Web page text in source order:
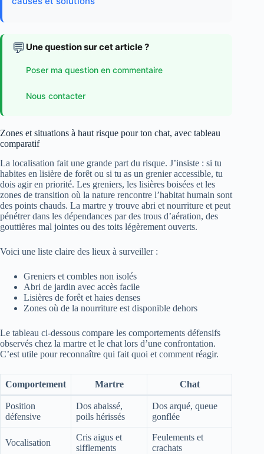
💬 Une question sur cet article ?
Poser ma question en commentaire
Nous contacter
Zones et situations à haut risque pour ton chat, avec tableau
comparatif
La localisation fait une grande part du risque. J’insiste : si tu
habites en lisière de forêt ou si tu as un grenier accessible, tu
dois agir en priorité. Les greniers, les lisières boisées et les
zones de transition où la nature rencontre l’habitat humain sont
des points chauds. La martre y trouve abri et nourriture et peut
pénétrer dans les dépendances par des trous d’aération, des
gouttières mal jointes ou des toits légèrement ouverts.
Voici une liste claire des lieux à surveiller :
Greniers et combles non isolés
Abri de jardin avec accès facile
Lisières de forêt et haies denses
Zones où de la nourriture est disponible dehors
Le tableau ci-dessous compare les comportements défensifs
observés chez la martre et le chat lors d’une confrontation.
C’est utile pour reconnaître qui fait quoi et comment réagir.
Comportement Martre Chat
Position
défensive
Dos abaissé,
poils hérissés
Dos arqué, queue
gonflée
Vocalisation
Cris aigus et
sifflements
Feulements et
crachats